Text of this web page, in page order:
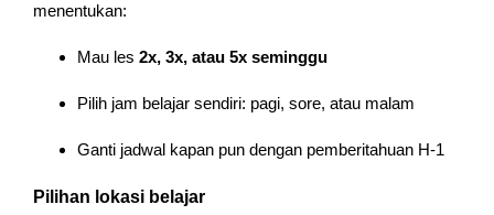
menentukan:
Mau les 2x, 3x, atau 5x seminggu
Pilih jam belajar sendiri: pagi, sore, atau malam
Ganti jadwal kapan pun dengan pemberitahuan H-1
Pilihan lokasi belajar